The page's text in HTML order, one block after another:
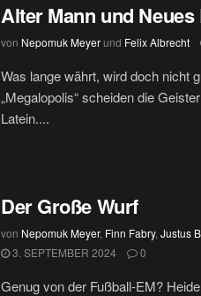
Alter Mann und Neues
von Nepomuk Meyerund Felix Albrecht
Was lange währt, wird doch nicht
„Megalopolis“ scheiden die
Latein....
Der Große Wurf
von Nepomuk Meyer, Finn Fabry, Justus
3. SEPTEMBER 2024
0
Genug von der Fußball-EM?